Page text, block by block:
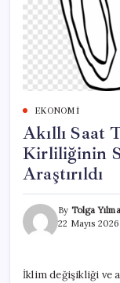
EKONOMI
Akıllı Saat
Kirliliğinin
Araştırıldı
By Tolga
22 Mayıs 2026
İklim değişikliği ve